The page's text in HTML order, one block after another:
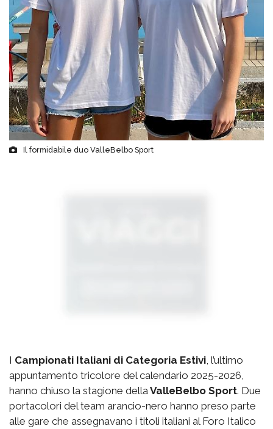
Il formidabile duo ValleBelbo Sport
I Campionati Italiani di Categoria Estivi , l’ultimo
appuntamento tricolore del calendario 2025-2026,
hanno chiuso la stagione dellaValleBelbo Sport. Due
portacolori del team arancio-nero hanno preso parte
alle gare che assegnavano i titoli italiani al Foro Italico